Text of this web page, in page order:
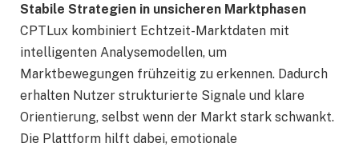
Stabile Strategien in unsicheren Marktphasen
CPTLux kombiniert Echtzeit-Marktdaten mit
intelligenten Analysemodellen, um
Marktbewegungen frühzeitig zu erkennen. Dadurch
erhalten Nutzer strukturierte Signale und klare
Orientierung, selbst wenn der Markt stark schwankt.
Die Plattform hilft dabei, emotionale